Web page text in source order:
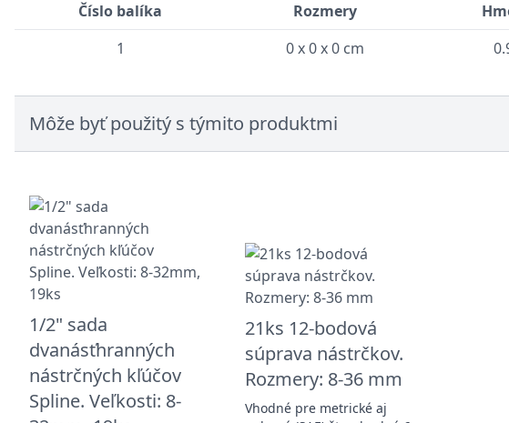
Číslo balíka Rozmery
1
0 x 0 x 0 cm
Môže byť použitý s týmito produktmi
1/2" sada
dvanásťhranných
nástrčných kľúčov
Spline. Veľkosti: 8-
21ks 12-bodová
súprava nástrčkov.
Rozmery: 8-36 mm
Vhodné pre metrické aj